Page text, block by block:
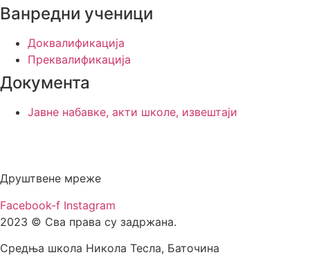
Ванредни ученици
Доквалификација
Преквалификација
Документа
Јавне набавке, акти школе, извештаји
Друштвене мреже
Facebook-f Instagram
2023 © Сва права су задржана.
Средња школа Никола Тесла, Баточина